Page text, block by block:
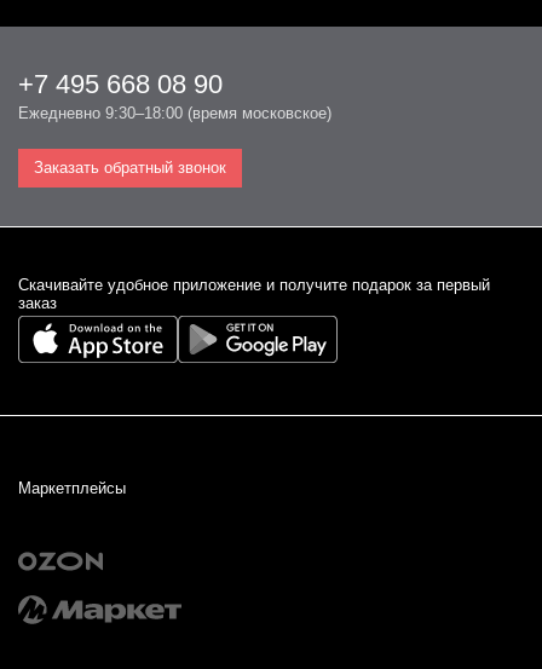
+7 495 668 08 90
Ежедневно 9:30–18:00 (время московское)
Заказать обратный звонок
Cкачивайте удобное приложение и получите подарок за первый
заказ
Маркетплейсы